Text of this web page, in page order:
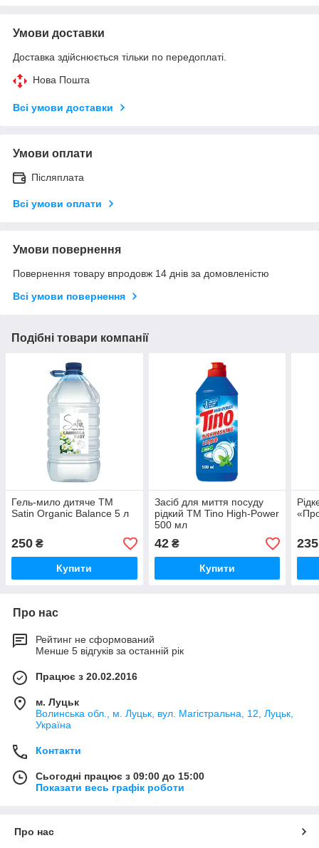
Умови доставки
Доставка здійснюється тільки по передоплаті.
Нова Пошта
Всі умови доставки
Умови оплати
Післяплата
Всі умови оплати
Умови повернення
Повернення товару впродовж 14 днів за домовленістю
Всі умови повернення
Подібні товари компанії
Гель-мило дитяче ТМ
Satin Organic Balance 5 л
250 ₴
Купити
Засіб для миття посуду
рідкий ТМ Tino High-Power
500 мл
42₴
Купити
235
Про нас
Рейтинг не сформований
Менше 5 відгуків за останній рік
Працює з 20.02.2016
м. Луцьк
Волинська обл., м. Луцьк, вул. Магістральна, 12, Луцьк,
Україна
Контакти
Сьогодні працює з 09:00 до 15:00
Показати весь графік роботи
Про нас